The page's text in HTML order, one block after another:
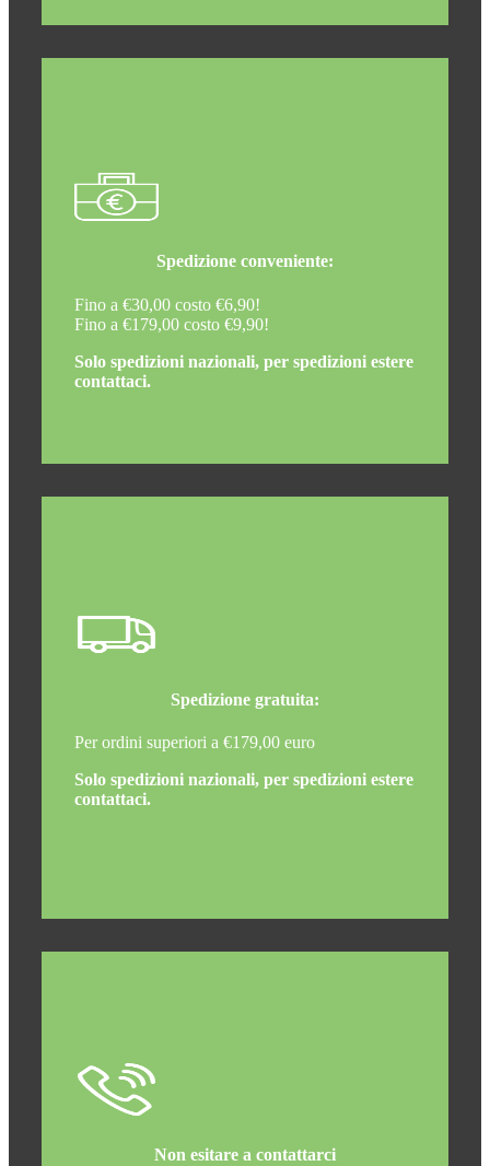
Spedizione conveniente:
Fino a €30,00 costo €6,90!
Fino a €179,00 costo €9,90!
Solo spedizioni nazionali, per spedizioni estere
contattaci.
Spedizione gratuita:
Per ordini superiori a €179,00 euro
Solo spedizioni nazionali, per spedizioni estere
contattaci.
Non esitare a contattarci